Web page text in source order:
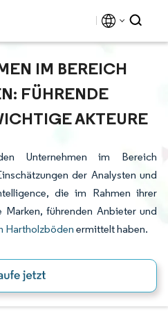
IM BEREICH
FÜHRENDE
AKTEURE
Unternehmen im Bereich
der Analysten und
die im Rahmen ihrer
Marken, führenden Anbieter und
Hartholzböden ermittelt haben.